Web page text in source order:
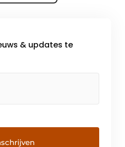
& updates te